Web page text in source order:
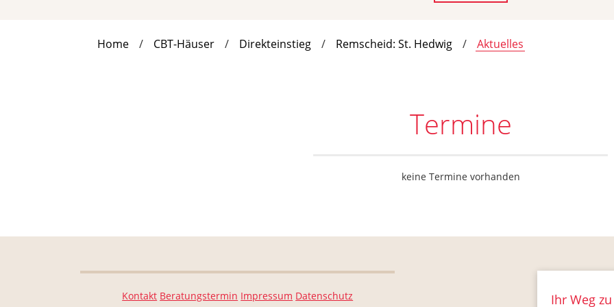
Home CBT-Häuser Direkteinstieg Remscheid: St. Hedwig Aktuelles
Termine
keine Termine vorhanden
Kontakt Beratungstermin Impressum Datenschutz Ihr Weg